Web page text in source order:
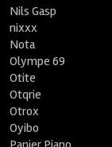
Nils Gasp
nixxx
Nota
Olympe 69
Otite
Otqrie
Otrox
Oyibo